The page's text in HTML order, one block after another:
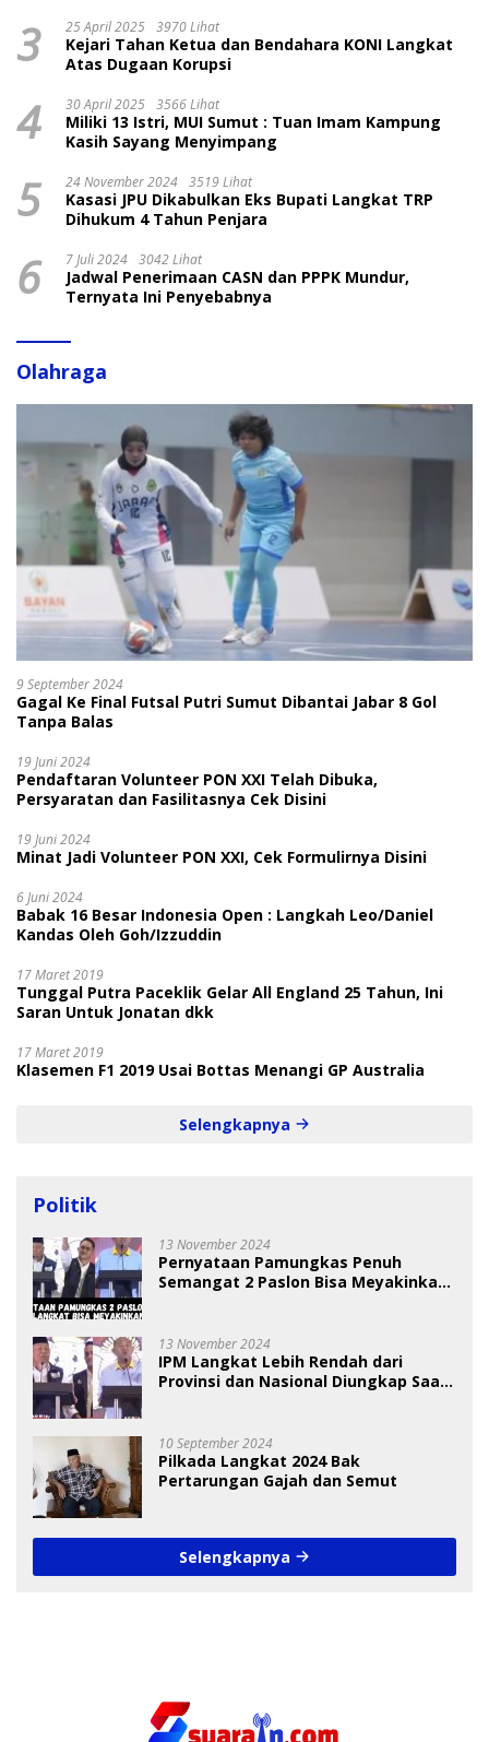
3 25 April 2025 3970 Lihat
Kejari Tahan Ketua dan Bendahara KONI Langkat
Atas Dugaan Korupsi
4 30 April 2025 3566 Lihat
Miliki 13 Istri, MUI Sumut : Tuan Imam Kampung
Kasih Sayang Menyimpang
5 24 November 2024 3519 Lihat
Kasasi JPU Dikabulkan Eks Bupati Langkat TRP
Dihukum 4 Tahun Penjara
6 7 Juli 2024 3042 Lihat
Jadwal Penerimaan CASN dan PPPK Mundur,
Ternyata Ini Penyebabnya
Olahraga
9 September 2024
Gagal Ke Final Futsal Putri Sumut Dibantai Jabar 8 Gol
Tanpa Balas
19 Juni 2024
Pendaftaran Volunteer PON XXI Telah Dibuka,
Persyaratan dan Fasilitasnya Cek Disini
19 Juni 2024
Minat Jadi Volunteer PON XXI, Cek Formulirnya Disini
6 Juni 2024
Babak 16 Besar Indonesia Open : Langkah Leo/Daniel
Kandas Oleh Goh/Izzuddin
17 Maret 2019
Tunggal Putra Paceklik Gelar All England 25 Tahun, Ini
Saran Untuk Jonatan dkk
17 Maret 2019
Klasemen F1 2019 Usai Bottas Menangi GP Australia
Selengkapnya
Politik
13 November 2024
Pernyataan Pamungkas Penuh
Semangat 2 Paslon Bisa Meyakinkan
13 November 2024
IPM Langkat Lebih Rendah dari
Provinsi dan Nasional Diungkap Saat
10 September 2024
Pilkada Langkat 2024 Bak
Pertarungan Gajah dan Semut
Selengkapnya